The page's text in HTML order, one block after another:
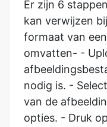
Er zijn 6
kan verwijzen
formaat van
omvatten- -
nodig is. -
van de
opties. - Druk